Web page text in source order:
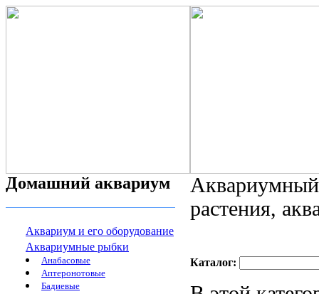
Домашний аквариум
Аквариум и его оборудование
Аквариумные рыбки
Анабасовые
Аптеронотовые
Бадиевые
растения,
Каталог: